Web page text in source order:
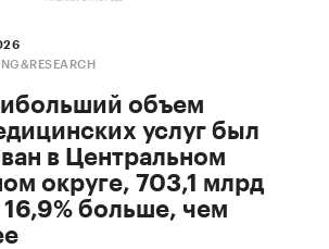
объем
услуг был
в Центральном
округе, 703,1 млрд
16,9% больше, чем